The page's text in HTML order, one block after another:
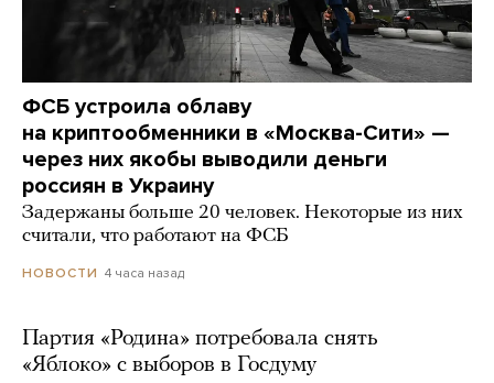
ФСБ устроила облаву
на криптообменники в «Москва-Сити» —
через них якобы выводили деньги
россиян в Украину
Задержаны больше 20 человек. Некоторые из них
считали, что работают на ФСБ
НОВОСТИ 4 часа назад
Партия «Родина» потребовала снять
«Яблоко» с выборов в Госдуму